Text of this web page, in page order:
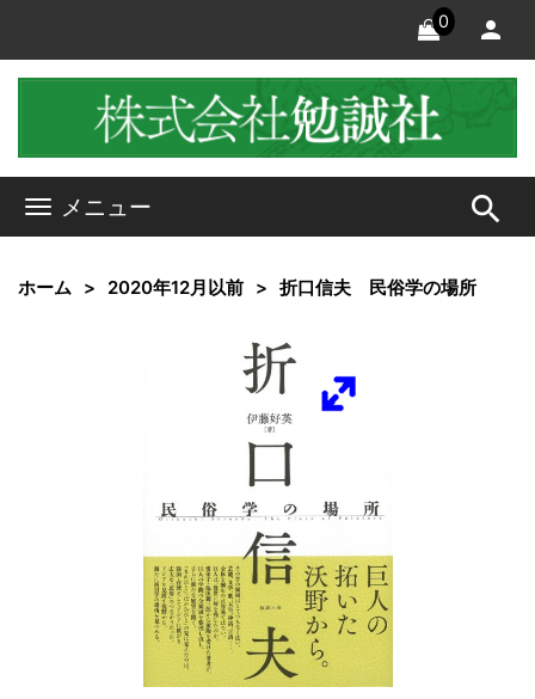
0
メニュー search
ホーム 2020年12月以前 折口信夫 民俗学の場所